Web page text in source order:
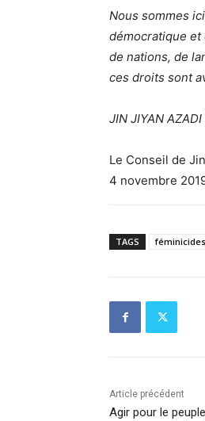
Nous sommes
démocratique et
de nations, de
ces droits sont
JIN JIYAN
Le Conseil de
4 novembre
TAGS féminicides
Article précédent
Agir pour le